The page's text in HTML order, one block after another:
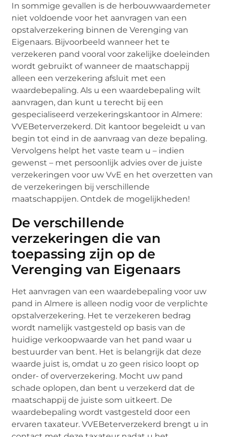
In sommige gevallen is de herbouwwaardemeter
niet voldoende voor het aanvragen van een
opstalverzekering binnen de Verenging van
Eigenaars. Bijvoorbeeld wanneer het te
verzekeren pand vooral voor zakelijke doeleinden
wordt gebruikt of wanneer de maatschappij
alleen een verzekering afsluit met een
waardebepaling. Als u een waardebepaling wilt
aanvragen, dan kunt u terecht bij een
gespecialiseerd verzekeringskantoor in Almere:
VVEBeterverzekerd. Dit kantoor begeleidt u van
begin tot eind in de aanvraag van deze bepaling.
Vervolgens helpt het vaste team u – indien
gewenst – met persoonlijk advies over de juiste
verzekeringen voor uw VvE en het overzetten van
de verzekeringen bij verschillende
maatschappijen. Ontdek de mogelijkheden!
De verschillende
verzekeringen die van
toepassing zijn op de
Verenging van Eigenaars
Het aanvragen van een waardebepaling voor uw
pand in Almere is alleen nodig voor de verplichte
opstalverzekering. Het te verzekeren bedrag
wordt namelijk vastgesteld op basis van de
huidige verkoopwaarde van het pand waar u
bestuurder van bent. Het is belangrijk dat deze
waarde juist is, omdat u zo geen risico loopt op
onder- of oververzekering. Mocht uw pand
schade oplopen, dan bent u verzekerd dat de
maatschappij de juiste som uitkeert. De
waardebepaling wordt vastgesteld door een
ervaren taxateur. VVEBeterverzekerd brengt u in